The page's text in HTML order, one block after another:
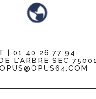
| 01 40 26 77 94
L'ARBRE SEC